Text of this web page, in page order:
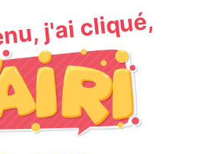
j'ai cliqué,